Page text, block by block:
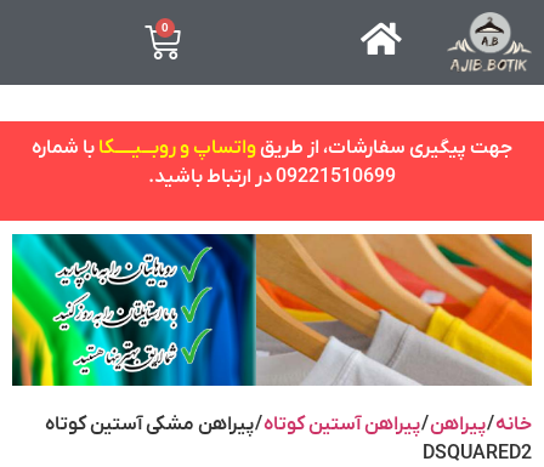
0
جهت پیگیری سفارشات، از طریقواتساپ و روبـــیـــــکا با شماره
09221510699 در ارتباط باشید.
خانه/پیراهن/پیراهن آستین کوتاه/ پیراهن مشکی آستین کوتاه
DSQUARED2